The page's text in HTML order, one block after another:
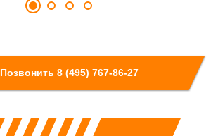
Позвонить 8 (495) 767-86-27